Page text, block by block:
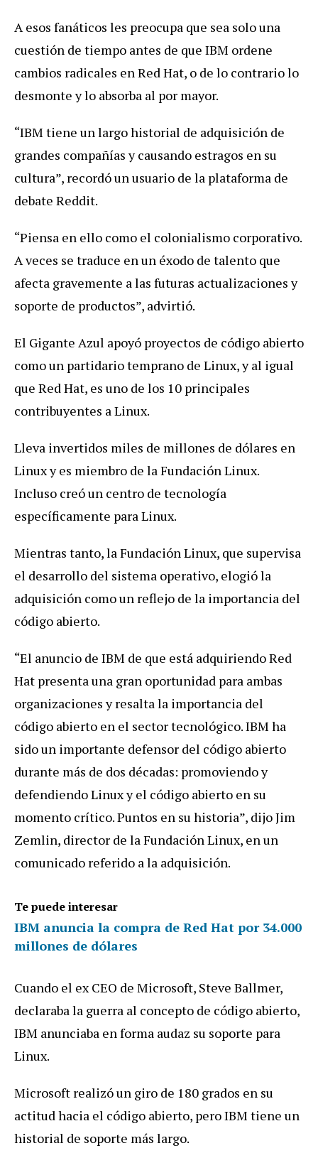
A esos fanáticos les preocupa que sea solo una
cuestión de tiempo antes de que IBM ordene
cambios radicales en Red Hat, o de lo contrario lo
desmonte y lo absorba al por mayor.
“IBM tiene un largo historial de adquisición de
grandes compañías y causando estragos en su
cultura”, recordó un usuario de la plataforma de
debate Reddit.
“Piensa en ello como el colonialismo corporativo.
A veces se traduce en un éxodo de talento que
afecta gravemente a las futuras actualizaciones y
soporte de productos”, advirtió.
El Gigante Azul apoyó proyectos de código abierto
como un partidario temprano de Linux, y al igual
que Red Hat, es uno de los 10 principales
contribuyentes a Linux.
Lleva invertidos miles de millones de dólares en
Linux y es miembro de la Fundación Linux.
Incluso creó un centro de tecnología
específicamente para Linux.
Mientras tanto, la Fundación Linux, que supervisa
el desarrollo del sistema operativo, elogió la
adquisición como un reflejo de la importancia del
código abierto.
“El anuncio de IBM de que está adquiriendo Red
Hat presenta una gran oportunidad para ambas
organizaciones y resalta la importancia del
código abierto en el sector tecnológico. IBM ha
sido un importante defensor del código abierto
durante más de dos décadas: promoviendo y
defendiendo Linux y el código abierto en su
momento crítico. Puntos en su historia”, dijo Jim
Zemlin, director de la Fundación Linux, en un
comunicado referido a la adquisición.
Te puede interesar
IBM anuncia la compra de Red Hat por 34.000
millones de dólares
Cuando el ex CEO de Microsoft, Steve Ballmer,
declaraba la guerra al concepto de código abierto,
IBM anunciaba en forma audaz su soporte para
Linux.
Microsoft realizó un giro de 180 grados en su
actitud hacia el código abierto, pero IBM tiene un
historial de soporte más largo.